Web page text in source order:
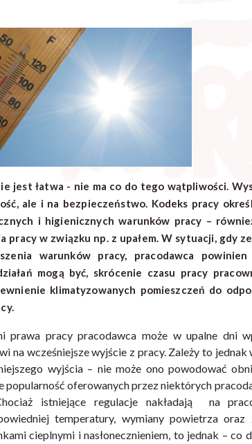
jest łatwa - nie ma co do tego wątpliwości.
ale i na bezpieczeństwo. Kodeks pracy
i higienicznych warunków pracy –
pracy w związku np. z upałem. W sytuacji, gdy
warunków pracy, pracodawca
mogą być, skrócenie czasu pracy
klimatyzowanych pomieszczeń do
prawa pracy pracodawca może w upalne dni
na wcześniejsze wyjście z pracy. Zależy to
wyjścia – nie może ono powodować
popularność oferowanych przez niektórych
istniejące regulacje nakładają na
temperatury, wymiany powietrza
cieplnymi i nasłonecznieniem, to jednak – co